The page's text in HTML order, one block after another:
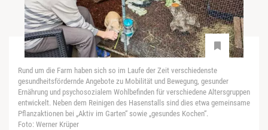
Rund um die Farm haben sich so im Laufe der Zeit verschiedenste
gesundheitsfördernde Angebote zu Mobilität und Bewegung, gesunder
Ernährung und psychosozialem Wohlbefinden für verschiedene Altersgruppen
entwickelt. Neben dem Reinigen des Hasenstalls sind dies etwa gemeinsame
Pflanzaktionen bei „Aktiv im Garten“ sowie „gesundes Kochen“.
Foto: Werner Krüper